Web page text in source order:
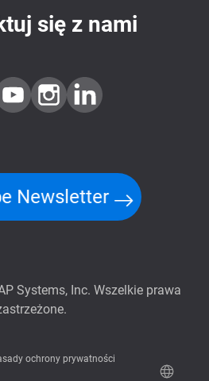
się z nami
Newsletter
Systems, Inc. Wszelkie prawa
ochrony prywatności